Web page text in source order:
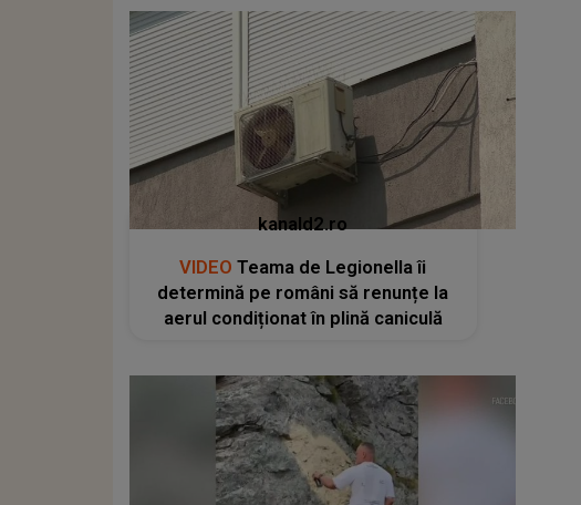
kanald2.ro
VIDEO Teama de Legionella îi
determină pe români să renunțe la
aerul condiționat în plină caniculă